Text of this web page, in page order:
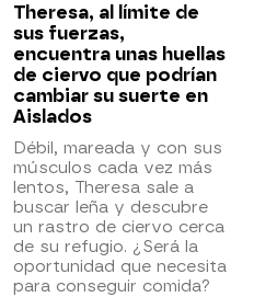
Theresa, al límite de
sus fuerzas,
encuentra unas huellas
de ciervo que podrían
cambiar su suerte en
Aislados
Débil, mareada y con sus
músculos cada vez más
lentos, Theresa sale a
buscar leña y descubre
un rastro de ciervo cerca
de su refugio. ¿Será la
oportunidad que necesita
para conseguir comida?